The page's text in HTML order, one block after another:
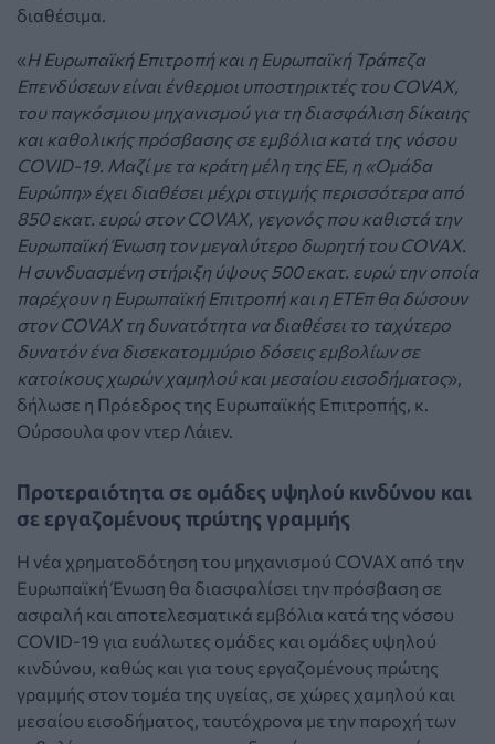
διαθέσιμα.
«Η Ευρωπαϊκή Επιτροπή και η Ευρωπαϊκή Τράπεζα
Επενδύσεων είναι ένθερμοι υποστηρικτές του COVAX,
του παγκόσμιου μηχανισμού για τη διασφάλιση δίκαιης
και καθολικής πρόσβασης σε εμβόλια κατά της νόσου
COVID-19. Μαζί με τα κράτη μέλη της ΕΕ, η «Ομάδα
Ευρώπη» έχει διαθέσει μέχρι στιγμής περισσότερα από
850 εκατ. ευρώ στον COVAX, γεγονός που καθιστά την
Ευρωπαϊκή Ένωση τον μεγαλύτερο δωρητή του COVAX.
Η συνδυασμένη στήριξη ύψους 500 εκατ. ευρώ την οποία
παρέχουν η Ευρωπαϊκή Επιτροπή και η ΕΤΕπ θα δώσουν
στον COVAX τη δυνατότητα να διαθέσει το ταχύτερο
δυνατόν ένα δισεκατομμύριο δόσεις εμβολίων σε
κατοίκους χωρών χαμηλού και μεσαίου εισοδήματος»,
δήλωσε η Πρόεδρος της Ευρωπαϊκής Επιτροπής, κ.
Ούρσουλα φον ντερ Λάιεν.
Προτεραιότητα σε ομάδες υψηλού κινδύνου και
σε εργαζομένους πρώτης γραμμής
Η νέα χρηματοδότηση του μηχανισμού COVAX από την
Ευρωπαϊκή Ένωση θα διασφαλίσει την πρόσβαση σε
ασφαλή και αποτελεσματικά εμβόλια κατά της νόσου
COVID-19 για ευάλωτες ομάδες και ομάδες υψηλού
κινδύνου, καθώς και για τους εργαζομένους πρώτης
γραμμής στον τομέα της υγείας, σε χώρες χαμηλού και
μεσαίου εισοδήματος, ταυτόχρονα με την παροχή των